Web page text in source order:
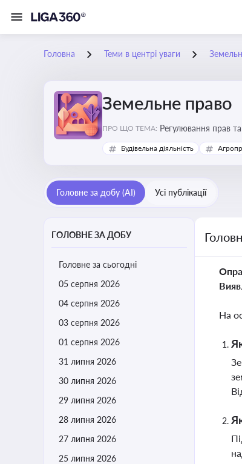
Головна Теми в центрі уваги
Земельне право
ПРО ЩО ТЕМА: Регулювання прав
прав власників,
Будівельна діяльність
Головне за добу (AI) Усі публікації
ГОЛОВНЕ ЗА ДОБУ
Головне за сьогодні
05 серпня 2026
04 серпня 2026
03 серпня 2026
01 серпня 2026
31 липня 2026
30 липня 2026
29 липня 2026
28 липня 2026
27 липня 2026
25 липня 2026
На